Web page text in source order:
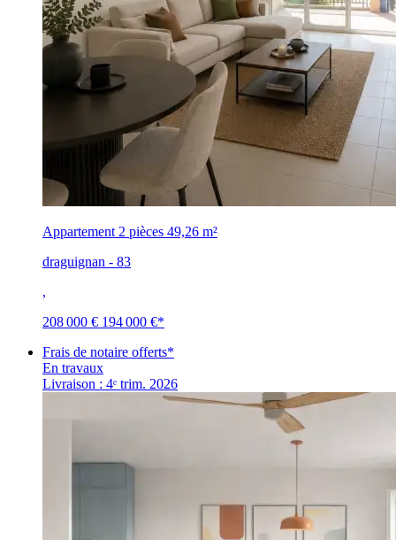
Appartement 2 pièces 49,26 m²
draguignan - 83
,
208 000 € 194 000 €*
Frais de notaire offerts*
En travaux
Livraison : 4ᵉ trim. 2026